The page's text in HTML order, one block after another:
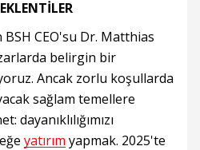
CEO'su Dr. Matthias
belirgin bir
Ancak zorlu koşullarda
sağlam temellere
dayanıklılığımızı
yatırım yapmak. 2025'te